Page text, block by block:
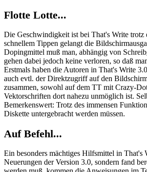
Flotte Lotte...
Die Geschwindigkeit ist bei That's Write trotz
schnellem Tippen gelangt die
Dopingmittel muß man, abhängig von
gehen dabei jedoch keine verloren, so daß
Erstmals haben die Autoren in That's Write
auch evtl. der Direktzugriff auf den
zusammen, sowohl auf dem TT mit Crazy-
Vektorschriften dort nahezu unmöglich ist.
Bemerkenswert: Trotz des immensen
Diskette untergebracht werden müssen.
Auf Befehl...
Ein besonders mächtiges Hilfsmittel in
Neuerungen der Version 3.0, sondern fand